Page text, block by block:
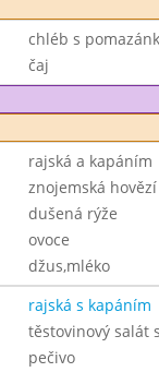
chléb s
čaj
rajská a kapáním
znojemská
dušená rýže
ovoce
džus,mléko
rajská s kapáním
těstovinový salát
pečivo